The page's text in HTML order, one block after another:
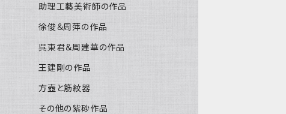
助理工藝美術師の作品
徐俊＆周萍の作品
呉東君＆周建華の作品
王建剛の作品
方壺と筋紋器
その他の紫砂作品